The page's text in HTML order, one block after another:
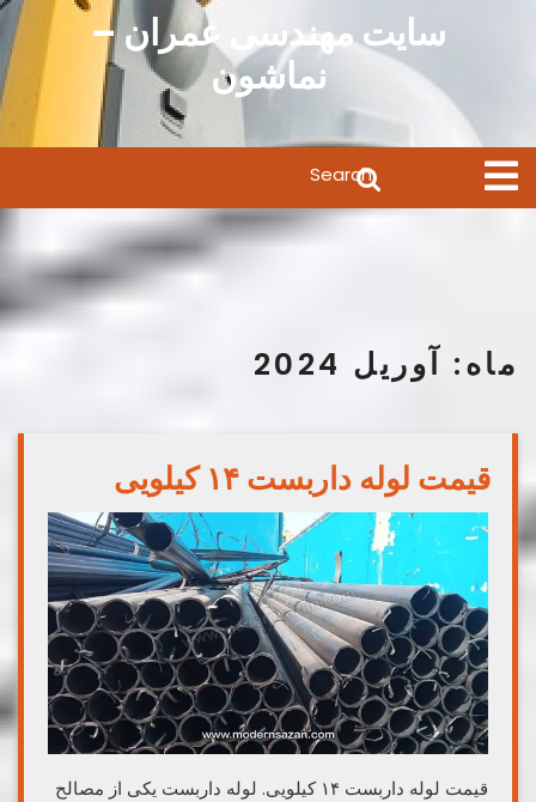
سایت مهندسی عمران –
نماشون
Open
Menu
for:
ماه: آوریل 2024
قیمت لوله داربست ۱۴ کیلویی
قیمت لوله داربست ۱۴ کیلویی. لوله داربست یکی از مصالح